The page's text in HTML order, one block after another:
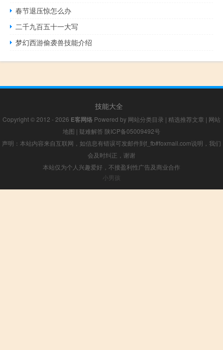
春节退压惊怎么办
二千九百五十一大写
梦幻西游偷袭兽技能介绍
技能大全
Copyright © 2012 - 2026 E客网络 Powered by 网站分类目录 | 精选推荐文章 | 网站
地图 | 疑难解答 陕ICP备05009492号
声明：本站内容来自互联网，如信息有错误可发邮件到f_fb#foxmail.com说明，我们
会及时纠正，谢谢
本站仅为个人兴趣爱好，不接盈利性广告及商业合作
小男孩